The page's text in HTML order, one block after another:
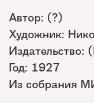
Автор: (?)
Художник:
Год: 1927
Из собрания